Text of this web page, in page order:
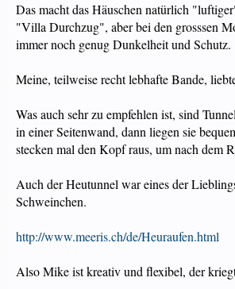
Das macht das Häuschen natürlich
"Villa Durchzug", aber bei den grosssen
immer noch genug Dunkelheit und Schutz.
Meine, teilweise recht lebhafte Bande,
Was auch sehr zu empfehlen ist, sind
in einer Seitenwand, dann liegen sie
stecken mal den Kopf raus, um nach dem
Auch der Heutunnel war eines der
Schweinchen.
http://www.meeris.ch/de/Heuraufen.html
Also Mike ist kreativ und flexibel, der